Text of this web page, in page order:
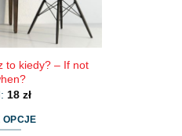
to kiedy? – If not
18 zł
OPCJE